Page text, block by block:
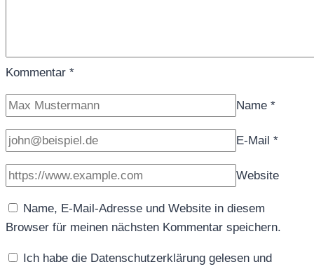
Kommentar *
Name *
E-Mail *
Website
Name, E-Mail-Adresse und Website in diesem
Browser für meinen nächsten Kommentar speichern.
Ich habe die Datenschutzerklärung gelesen und